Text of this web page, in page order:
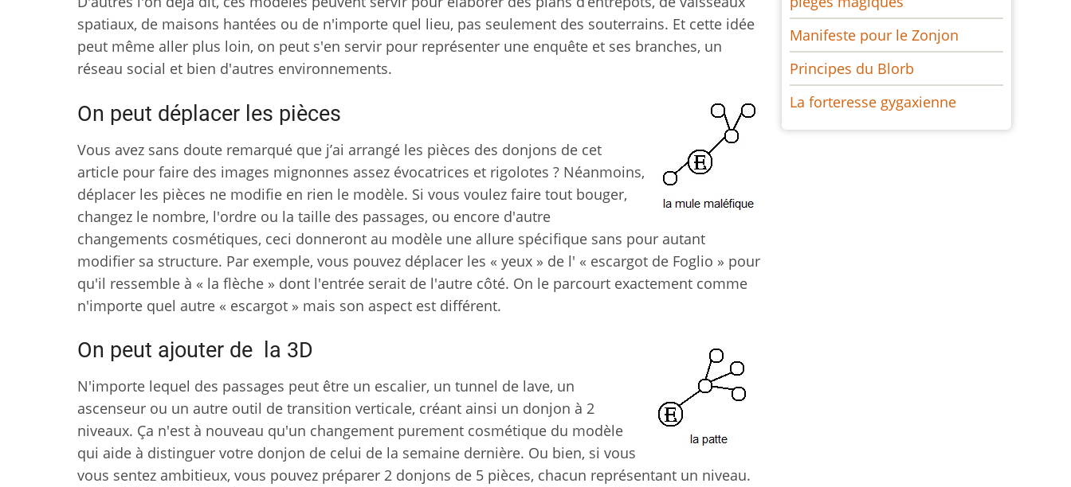
spatiaux, de maisons hantées ou de n'importe quel lieu, pas seulement des souterrains. Et cette idée
peut même aller plus loin, on peut s'en servir pour représenter une enquête et ses branches, un
réseau social et bien d'autres environnements.
On peut déplacer les pièces
Vous avez sans doute remarqué que j’ai arrangé les pièces des donjons de cet
article pour faire des images mignonnes assez évocatrices et rigolotes ? Néanmoins,
déplacer les pièces ne modifie en rien le modèle. Si vous voulez faire tout bouger,
changez le nombre, l'ordre ou la taille des passages, ou encore d'autre
changements cosmétiques, ceci donneront au modèle une allure spécifique sans pour autant
modifier sa structure. Par exemple, vous pouvez déplacer les « yeux » de l' « escargot de Foglio » pour
qu'il ressemble à « la flèche » dont l'entrée serait de l'autre côté. On le parcourt exactement comme
n'importe quel autre « escargot » mais son aspect est différent.
On peut ajouter de la 3D
N'importe lequel des passages peut être un escalier, un tunnel de lave, un
ascenseur ou un autre outil de transition verticale, créant ainsi un donjon à 2
niveaux. Ça n'est à nouveau qu'un changement purement cosmétique du modèle
qui aide à distinguer votre donjon de celui de la semaine dernière. Ou bien, si vous
vous sentez ambitieux, vous pouvez préparer 2 donjons de 5 pièces, chacun représentant un niveau.
Manifeste pour le Zonjon
Principes du Blorb
La forteresse gygaxienne